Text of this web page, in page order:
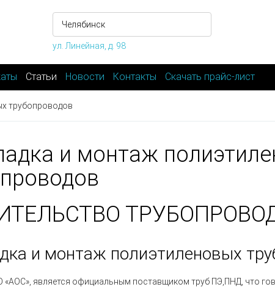
ул. Линейная, д. 98
Статьи Новости Контакты Скачать прайс-лист
трубопроводов
и монтаж
и монтаж полиэтиленовых
«АОС», является официальным поставщиком труб ПЭ,ПНД, что